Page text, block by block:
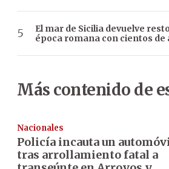
El mar de Sicilia devuelve
época romana con cientos de
Más contenido de
Nacionales
Policía incauta un
tras arrollamiento fatal a